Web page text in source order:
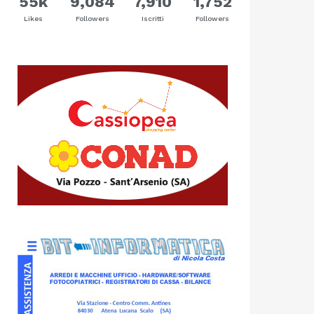
Likes Followers Iscritti Followers